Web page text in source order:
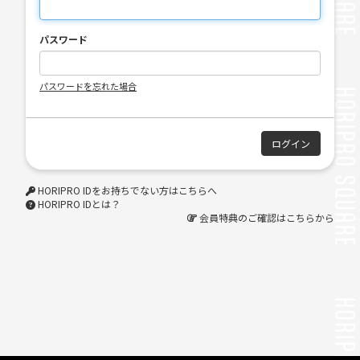
パスワード
パスワードを忘れた場合
HORIPRO IDをお持ちでない方はこちらへ
HORIPRO IDとは？
会員特典のご確認はこちらから